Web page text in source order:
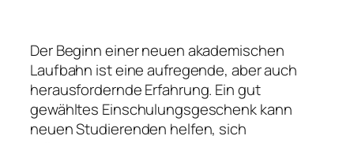
Der Beginn einer neuen akademischen
Laufbahn ist eine aufregende, aber auch
herausfordernde Erfahrung. Ein gut
gewähltes Einschulungsgeschenk kann
neuen Studierenden helfen, sich